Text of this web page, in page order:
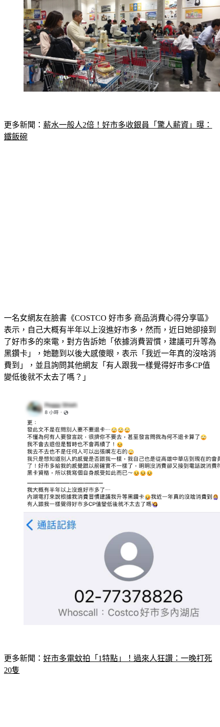
更多新聞： 薪水一般人2倍！好市多收銀員「驚人薪資」曝：
鐵飯碗
一名女網友在臉書《COSTCO 好市多 商品消費心得分享區》
表示，自己大概有半年以上沒進好市多，然而，近日她卻接到
了好市多的來電，對方告訴她「依據消費習慣，建議可升等為
黑鑽卡」，她聽到以後大感傻眼，表示「我近一年真的沒啥消
費到」，並且詢問其他網友「有人跟我一樣覺得好市多CP值
變低後就不太去了嗎？」
更多新聞： 好市多電蚊拍「1特點」！過來人狂讚：一晚打死
20隻